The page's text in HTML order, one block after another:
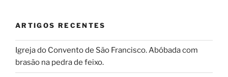
ARTIGOS RECENTES
Igreja do Convento de São Francisco. Abóbada com
brasão na pedra de feixo.